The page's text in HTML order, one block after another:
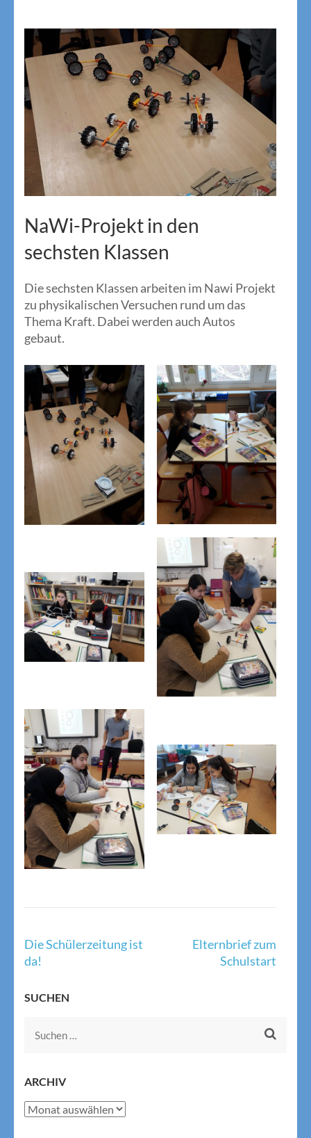
NaWi-Projekt in den
sechsten Klassen
Die sechsten Klassen arbeiten im Nawi Projekt
zu physikalischen Versuchen rund um das
Thema Kraft. Dabei werden auch Autos
gebaut.
Beitragsnavigation
Die Schülerzeitung ist
da!
Elternbrief zum
Schulstart
SUCHEN
Suchen
ARCHIV
Archiv